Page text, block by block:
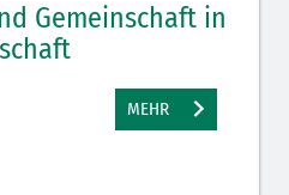
Gemeinschaft in
MEHR